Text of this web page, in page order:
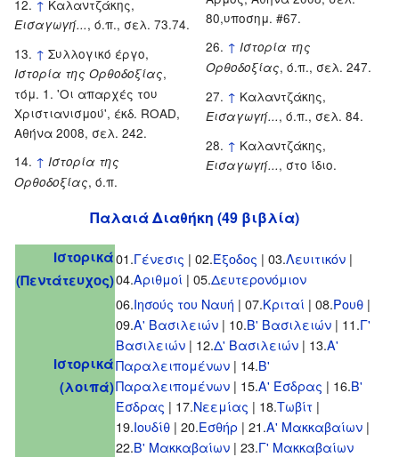
↑ Καλαντζάκης,
Εισαγωγή..., ό.π., σελ. 73.74.
↑ Συλλογικό έργο,
Ιστορία της Ορθοδοξίας,
τόμ. 1. 'Οι απαρχές του
Χριστιανισμού', έκδ. ROAD,
Αθήνα 2008, σελ. 242.
↑ Ιστορία της
Ορθοδοξίας, ό.π.
80,υποσημ. #67.
↑ Ιστορία της
Ορθοδοξίας, ό.π., σελ. 247.
↑ Καλαντζάκης,
Εισαγωγή..., ό.π., σελ. 84.
↑ Καλαντζάκης,
Εισαγωγή..., στο ίδιο.
Παλαιά Διαθήκη (49 βιβλία)
Ιστορικά
(Πεντάτευχος)
01.Γένεσις | 02.Έξοδος | 03.Λευιτικόν |
04.Αριθμοί | 05.Δευτερονόμιον
Ιστορικά
(λοιπά)
06.Ιησούς του Ναυή | 07.Κριταί | 08.Ρουθ |
09.Α' Βασιλειών | 10.Β' Βασιλειών | 11.Γ'
Βασιλειών | 12.Δ' Βασιλειών | 13.Α'
Παραλειπομένων | 14.Β'
Παραλειπομένων | 15.Α' Έσδρας | 16.Β'
Έσδρας | 17.Νεεμίας | 18.Τωβίτ |
19.Ιουδίθ | 20.Εσθήρ | 21.Α' Μακκαβαίων |
22.Β' Μακκαβαίων | 23.Γ' Μακκαβαίων